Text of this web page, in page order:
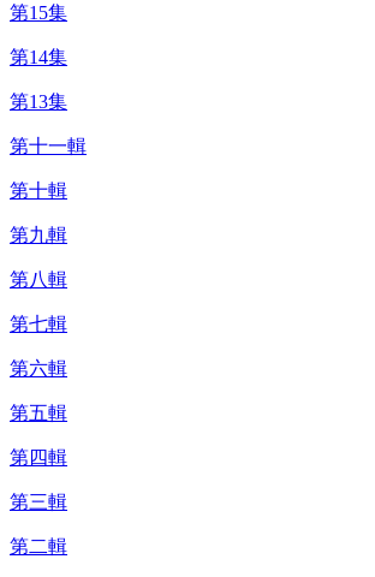
第15集
第14集
第13集
第十一輯
第十輯
第九輯
第八輯
第七輯
第六輯
第五輯
第四輯
第三輯
第二輯